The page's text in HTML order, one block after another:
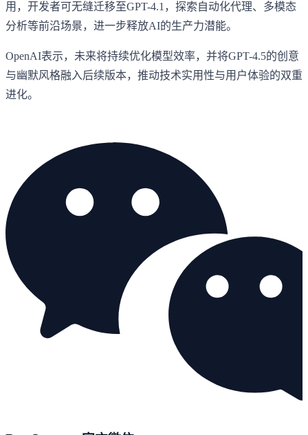
用，开发者可无缝迁移至GPT-4.1，探索自动化代理、多模态
分析等前沿场景，进一步释放AI的生产力潜能。
OpenAI表示，未来将持续优化模型效率，并将GPT-4.5的创意
与幽默风格融入后续版本，推动技术实用性与用户体验的双重
进化。